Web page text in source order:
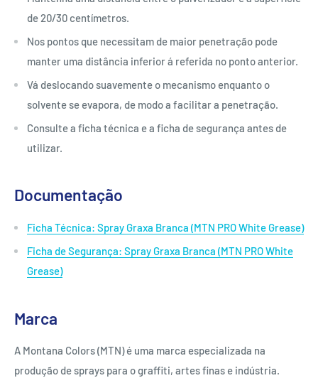
de 20/30 centímetros.
Nos pontos que necessitam de maior penetração pode
manter uma distância inferior á referida no ponto anterior.
Vá deslocando suavemente o mecanismo enquanto o
solvente se evapora, de modo a facilitar a penetração.
Consulte a ficha técnica e a ficha de segurança antes de
utilizar.
Documentação
Ficha Técnica: Spray Graxa Branca (MTN PRO White Grease)
Ficha de Segurança: Spray Graxa Branca (MTN PRO White
Grease)
Marca
A Montana Colors (MTN) é uma marca especializada na
produção de sprays para o graffiti, artes finas e indústria.